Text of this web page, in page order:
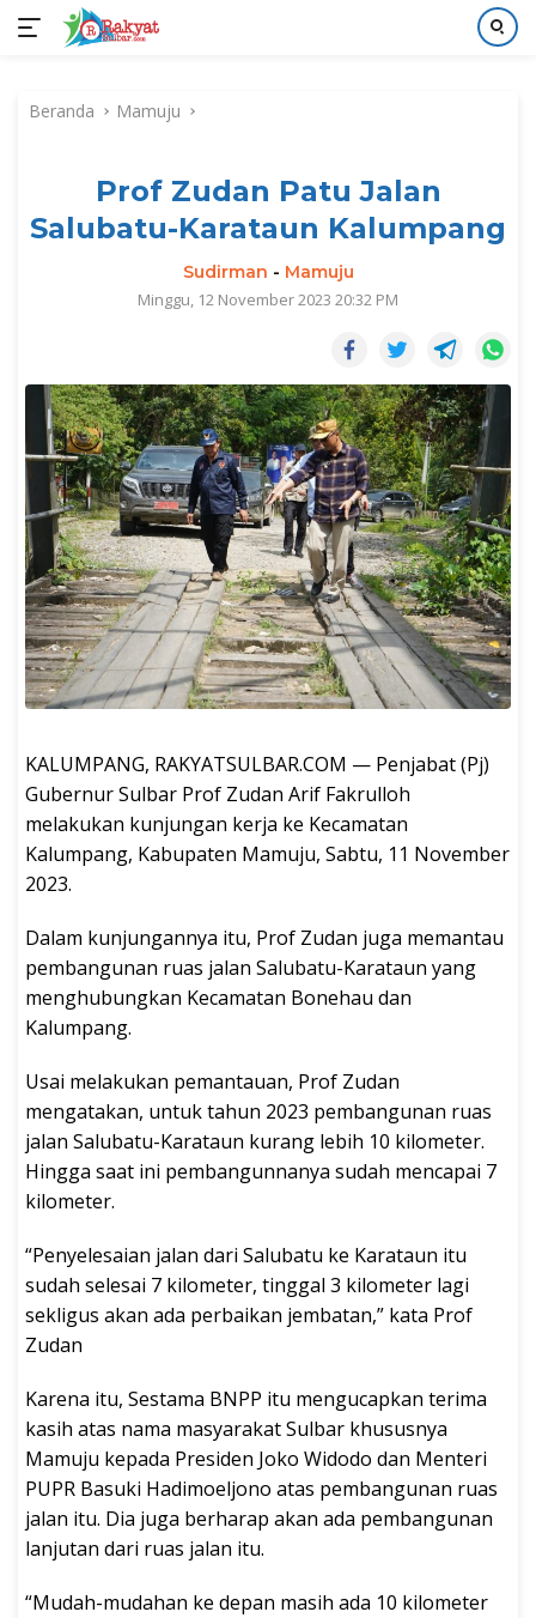
kontenBeranda Mamuju
Prof Zudan Patu Jalan
Salubatu-Karataun Kalumpang
Sudirman - Mamuju
Minggu, 12 November 2023 20:32 PM
KALUMPANG, RAKYATSULBAR.COM — Penjabat (Pj)
Gubernur Sulbar Prof Zudan Arif Fakrulloh
melakukan kunjungan kerja ke Kecamatan
Kalumpang, Kabupaten Mamuju, Sabtu, 11 November
2023.
Dalam kunjungannya itu, Prof Zudan juga memantau
pembangunan ruas jalan Salubatu-Karataun yang
menghubungkan Kecamatan Bonehau dan
Kalumpang.
Usai melakukan pemantauan, Prof Zudan
mengatakan, untuk tahun 2023 pembangunan ruas
jalan Salubatu-Karataun kurang lebih 10 kilometer.
Hingga saat ini pembangunnanya sudah mencapai 7
kilometer.
“Penyelesaian jalan dari Salubatu ke Karataun itu
sudah selesai 7 kilometer, tinggal 3 kilometer lagi
sekligus akan ada perbaikan jembatan,” kata Prof
Zudan
Karena itu, Sestama BNPP itu mengucapkan terima
kasih atas nama masyarakat Sulbar khususnya
Mamuju kepada Presiden Joko Widodo dan Menteri
PUPR Basuki Hadimoeljono atas pembangunan ruas
jalan itu. Dia juga berharap akan ada pembangunan
lanjutan dari ruas jalan itu.
“Mudah-mudahan ke depan masih ada 10 kilometer